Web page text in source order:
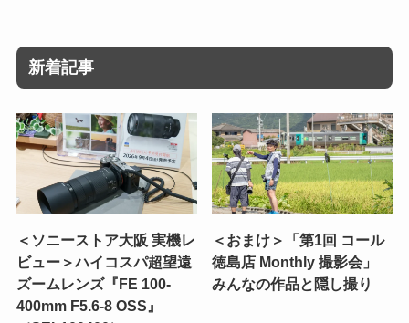
新着記事
＜ソニーストア大阪 実機レ
ビュー＞ハイコスパ超望遠
ズームレンズ『FE 100-
400mm F5.6-8 OSS』
＜おまけ＞「第1回 コール
徳島店 Monthly 撮影会」
みんなの作品と隠し撮り